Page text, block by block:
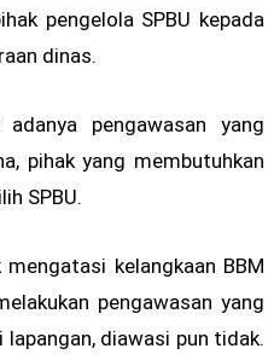
pengelola SPBU kepada
dinas.
pengawasan yang
pihak yang membutuhkan
SPBU.
kelangkaan BBM
pengawasan yang
diawasi pun tidak.